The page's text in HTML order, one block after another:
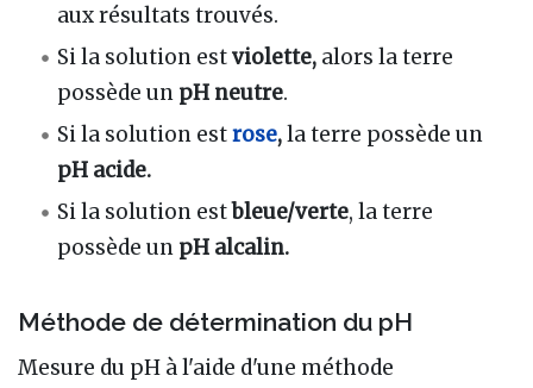
aux résultats trouvés.
Si la solution estviolette, alors la terre
possède un pH neutre.
Si la solution estrose,la terre possède un
pH acide.
Si la solution estbleue/verte, la terre
possède un pH alcalin.
Méthode de détermination du pH
Mesure du pH à l'aide d'une méthode